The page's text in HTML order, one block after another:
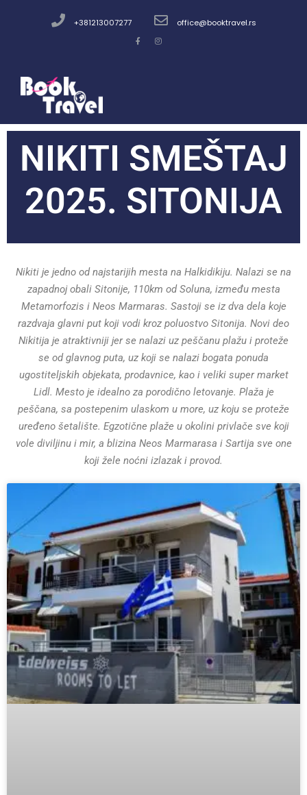
+381213007277 office@booktravel.rs
NIKITI SMEŠTAJ
2025. SITONIJA
Nikiti je jedno od najstarijih mesta na Halkidikiju. Nalazi se na
zapadnoj obali Sitonije, 110km od Soluna, između mesta
Metamorfozis i Neos Marmaras. Sastoji se iz dva dela koje
razdvaja glavni put koji vodi kroz poluostvo Sitonija. Novi deo
Nikitija je atraktivniji jer se nalazi uz peščanu plažu i proteže
se od glavnog puta, uz koji se nalazi bogata ponuda
ugostiteljskih objekata, prodavnice, kao i veliki super market
Lidl. Mesto je idealno za porodično letovanje. Plaža je
peščana, sa postepenim ulaskom u more, uz koju se proteže
uređeno šetalište. Egzotične plaže u okolini privlače sve koji
vole diviljinu i mir, a blizina Neos Marmarasa i Sartija sve one
koji žele noćni izlazak i provod.